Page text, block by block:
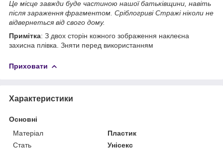
Це місце завжди буде частиною нашої батьківщини, навіть
після зараження фрагментом. Сріблогриві Стражі ніколи не
відвернеться від свого дому.
Примітка: З двох сторін кожного зображення наклеєна
захисна плівка. Зняти перед використанням
Приховати
Характеристики
Основні
Матеріал
Пластик
Стать
Унісекс